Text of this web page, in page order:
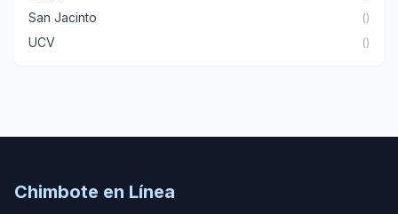
San Jacinto ()
UCV ()
Chimbote en Línea